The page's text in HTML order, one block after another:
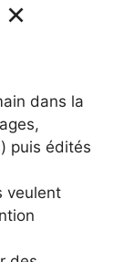
dans la
puis édités
veulent